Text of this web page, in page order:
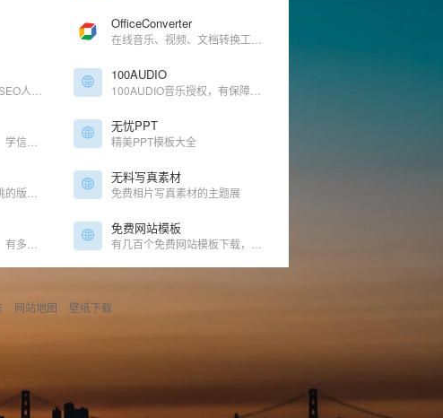
OfficeConverter
100AUDIO
无忧PPT
精美PPT模板大全
无料写真素材
免费相片写真素材的主题展
免费网站模板
网站地图 壁纸下载